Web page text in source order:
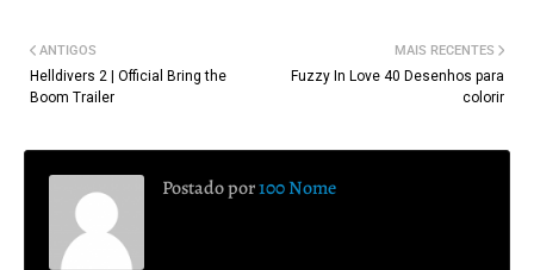
MAIS RECENTES
Fuzzy In Love 40 Desenhos para
colorir
ANTIGOS
Helldivers 2 | Official Bring the
Boom Trailer
Postado por100 Nome